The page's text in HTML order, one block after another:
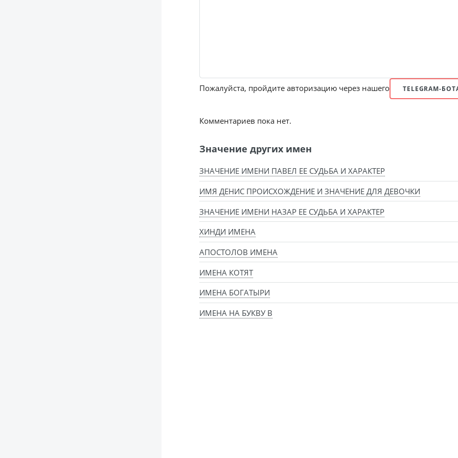
Пожалуйста, пройдите авторизацию через нашего TELEGRAM-
Комментариев пока нет.
Значение других имен
ЗНАЧЕНИЕ ИМЕНИ ПАВЕЛ ЕЕ СУДЬБА И ХАРАКТЕР
ИМЯ ДЕНИС ПРОИСХОЖДЕНИЕ И ЗНАЧЕНИЕ ДЛЯ ДЕВОЧКИ
ЗНАЧЕНИЕ ИМЕНИ НАЗАР ЕЕ СУДЬБА И ХАРАКТЕР
ХИНДИ ИМЕНА
АПОСТОЛОВ ИМЕНА
ИМЕНА КОТЯТ
ИМЕНА БОГАТЫРИ
ИМЕНА НА БУКВУ В